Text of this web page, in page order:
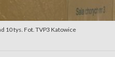
10 tys. Fot. TVP3 Katowice